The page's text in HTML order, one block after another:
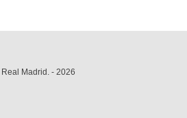
Real Madrid. - 2026